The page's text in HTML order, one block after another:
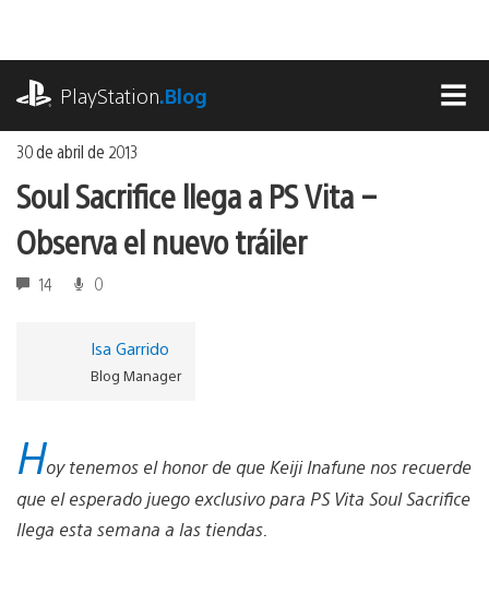
contenido
PlayStation.Blog
30 de abril de 2013
Soul Sacrifice llega a PS Vita –
Observa el nuevo tráiler
14 0
Isa Garrido
Blog Manager
Hoy tenemos el honor de que Keiji Inafune nos recuerde
que el esperado juego exclusivo para PS Vita Soul Sacrifice
llega esta semana a las tiendas.